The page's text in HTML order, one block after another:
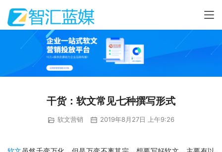
干货：软文常见七种撰写形式
软文营销 2019年8月27日 上午9:26